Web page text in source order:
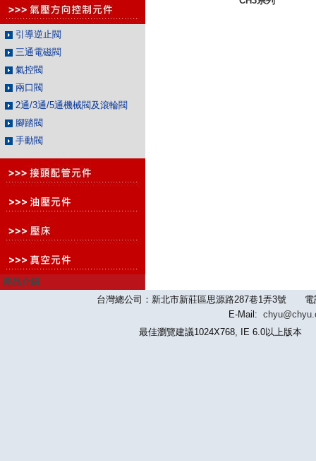
引導逆止閥
三通電磁閥
氣控閥
兩口閥
2通/3通/5通機械閥及滾輪閥
腳踏閥
手動閥
產品介紹
台灣總公司：新北市新莊區思源路287巷1弄3號
E-Mail:
最佳瀏覽建議1024X768, IE 6.0以上版本